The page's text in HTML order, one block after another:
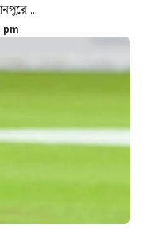
...
pm